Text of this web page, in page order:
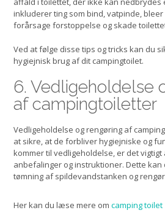
inkluderer ting som bind, vatpinde,
forårsage forstoppelse og skade
Ved at følge disse tips og tricks kan du
hygiejnisk brug af dit campingtoilet.
6. Vedligeholdelse
af campingtoiletter
Vedligeholdelse og rengøring af
at sikre, at de forbliver hygiejniske og
kommer til vedligeholdelse, er det
anbefalinger og instruktioner. Dette
tømning af spildevandstanken og
Her kan du læse mere om camping toilet